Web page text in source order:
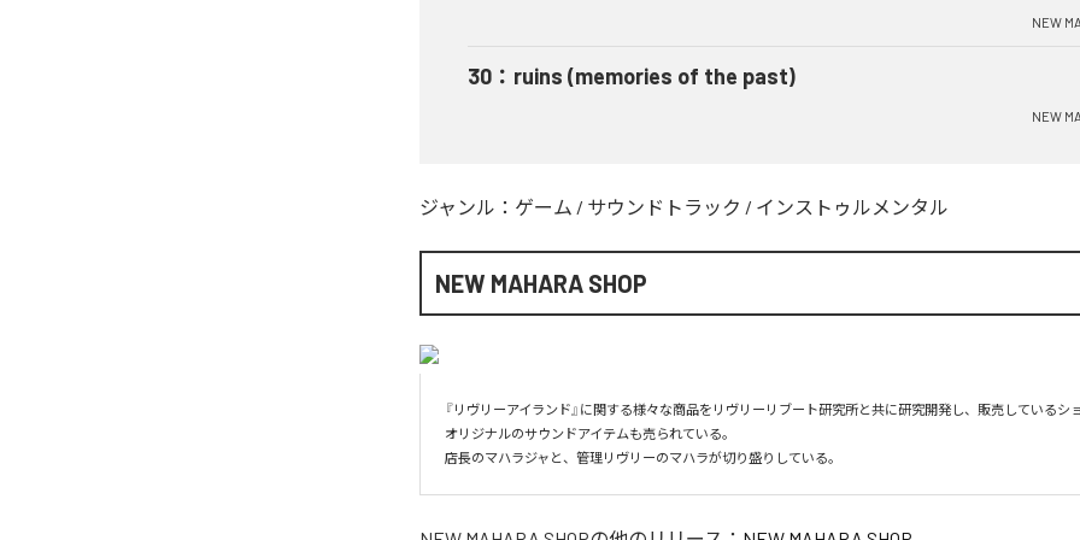
NEW
30 ： ruins (memories of the past)
NEW
ジャンル： ゲーム / サウンドトラック / インストゥルメンタル
NEW MAHARA SHOP
『リヴリーアイランド』に関する様々な商品をリヴリーリブート研究所と共に研究開発し、販売しているショ
オリジナルのサウンドアイテムも売られている。
店長のマハラジャと、管理リヴリーのマハラが切り盛りしている。